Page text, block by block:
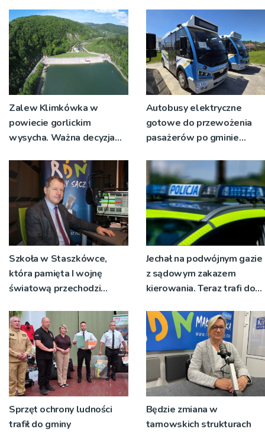
Zalew Klimkówka w
powiecie gorlickim
wysycha. Ważna decyzja
Autobusy elektryczne
gotowe do przewożenia
pasażerów po gminie
Szkoła w Staszkówce,
która pamięta I wojnę
światową przechodzi
Jechał na podwójnym gazie
z sądowym zakazem
kierowania. Teraz trafi do
Sprzęt ochrony ludności
trafił do gminy
Będzie zmiana w
tarnowskich strukturach